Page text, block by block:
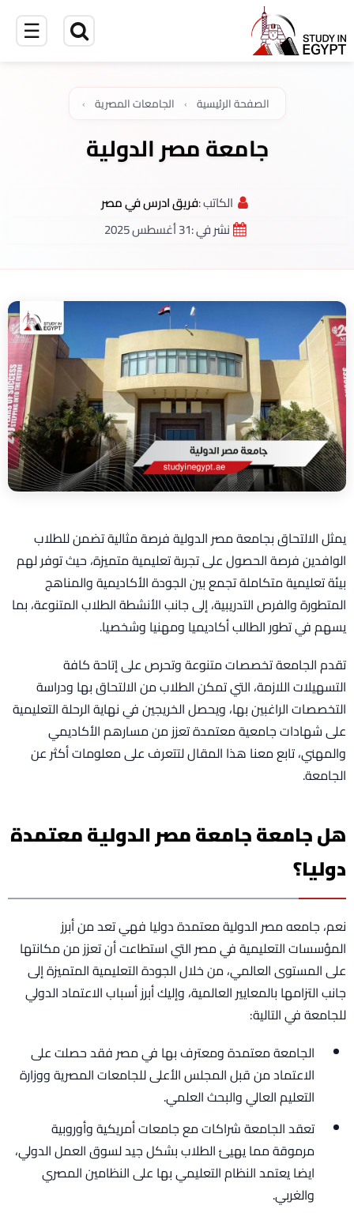
☰
الصفحة الرئيسية الجامعات المصرية
جامعة مصر الدولية
الكاتب :فريق ادرس في مصر
نشر في :31 أغسطس 2025
يمثل الالتحاق بجامعة مصر الدولية فرصة مثالية تضمن للطلاب
الوافدين فرصة الحصول على تجربة تعليمية متميزة، حيث توفر لهم
بيئة تعليمية متكاملة تجمع بين الجودة الأكاديمية والمناهج
المتطورة والفرص التدريبية، إلى جانب الأنشطة الطلاب المتنوعة، بما
يسهم في تطور الطالب أكاديميا ومهنيا وشخصيا.
تقدم الجامعة تخصصات متنوعة وتحرص على إتاحة كافة
التسهيلات اللازمة، التي تمكن الطلاب من الالتحاق بها ودراسة
التخصصات الراغبين بها، ويحصل الخريجين في نهاية الرحلة التعليمية
على شهادات جامعية معتمدة تعزز من مسارهم الأكاديمي
والمهني، تابع معنا هذا المقال لتتعرف على معلومات أكثر عن
الجامعة.
هل جامعة جامعة مصر الدولية معتمدة
دوليا؟
نعم، جامعه مصر الدولية معتمدة دوليا فهي تعد من أبرز
المؤسسات التعليمية في مصر التي استطاعت أن تعزز من مكانتها
على المستوى العالمي، من خلال الجودة التعليمية المتميزة إلى
جانب التزامها بالمعايير العالمية، وإليك أبرز أسباب الاعتماد الدولي
للجامعة في التالية:
الجامعة معتمدة ومعترف بها في مصر فقد حصلت على
الاعتماد من قبل المجلس الأعلى للجامعات المصرية ووزارة
التعليم العالي والبحث العلمي.
تعقد الجامعة شراكات مع جامعات أمريكية وأوروبية
مرموقة مما يهيئ الطلاب بشكل جيد لسوق العمل الدولي،
ايضا يعتمد النظام التعليمي بها على النظامين المصري
والغربي.